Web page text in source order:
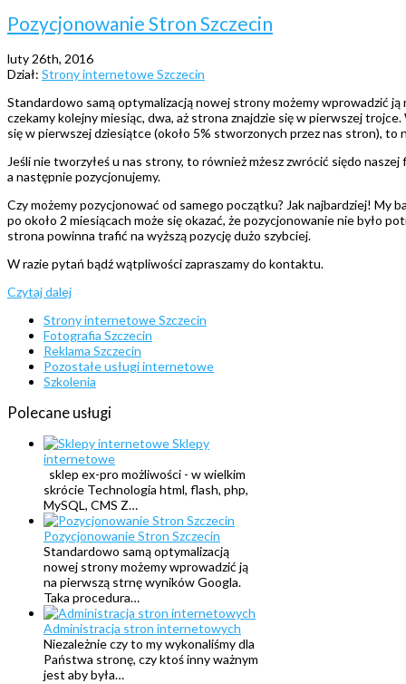
Pozycjonowanie Stron Szczecin
luty 26th, 2016
Dział: Strony internetowe Szczecin
Standardowo samą optymalizacją nowej strony możemy wprowadzić
czekamy kolejny miesiąc, dwa, aż strona znajdzie się w pierwszej
się w pierwszej dziesiątce (około 5% stworzonych przez nas stron),
Jeśli nie tworzyłeś u nas strony, to również mżesz zwrócić siędo
a następnie pozycjonujemy.
Czy możemy pozycjonować od samego początku? Jak najbardziej!
po około 2 miesiącach może się okazać, że pozycjonowanie nie było
strona powinna trafić na wyższą pozycję dużo szybciej.
W razie pytań bądź wątpliwości zapraszamy do kontaktu.
Czytaj dalej
Strony internetowe Szczecin
Fotografia Szczecin
Reklama Szczecin
Pozostałe usługi internetowe
Szkolenia
Polecane usługi
Sklepy
internetowe
sklep ex-pro możliwości - w wielkim
skrócie Technologia html, flash, php,
MySQL, CMS Z…
Pozycjonowanie Stron Szczecin
Standardowo samą optymalizacją
nowej strony możemy wprowadzić ją
na pierwszą strnę wyników Googla.
Taka procedura…
Administracja stron internetowych
Niezależnie czy to my wykonaliśmy dla
Państwa stronę, czy ktoś inny ważnym
jest aby była…